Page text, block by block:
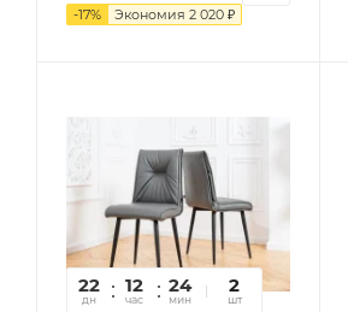
-17% Экономия 2 020 ₽
22
дн
12
час
24
мин
22
сек
2
шт